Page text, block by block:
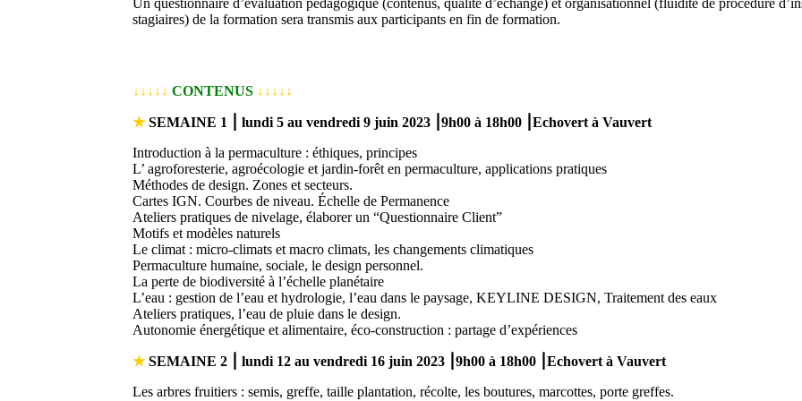
Un questionnaire d’évaluation pédagogique (contenus, qualité d’échange) et organisationnel (fluidité de procédure
stagiaires) de la formation sera transmis aux participants en fin de formation.
↓↓↓↓↓ CONTENUS ↓↓↓↓↓
★SEMAINE 1 lundi 5 au vendredi 9 juin 2023
⎮9h00 à 18h00 ⎮Echovert à Vauvert
Introduction à la permaculture : éthiques, principes
L’ agroforesterie, agroécologie et jardin-forêt en permaculture, applications pratiques
Méthodes de design. Zones et secteurs.
Cartes IGN. Courbes de niveau. Échelle de Permanence
Ateliers pratiques de nivelage, élaborer un “Questionnaire Client”
Motifs et modèles naturels
Le climat : micro-climats et macro climats, les changements climatiques
Permaculture humaine, sociale, le design personnel.
La perte de biodiversité à l’échelle planétaire
L’eau : gestion de l’eau et hydrologie, l’eau dans le paysage, KEYLINE DESIGN, Traitement des eaux
Ateliers pratiques, l’eau de pluie dans le design.
Autonomie énergétique et alimentaire, éco-construction : partage d’expériences
★SEMAINE 2 lundi 12 au vendredi 16 juin 2023
⎮9h00 à 18h00 ⎮Echovert à Vauvert
Les arbres fruitiers : semis, greffe, taille plantation, récolte, les boutures, marcottes, porte greffes.